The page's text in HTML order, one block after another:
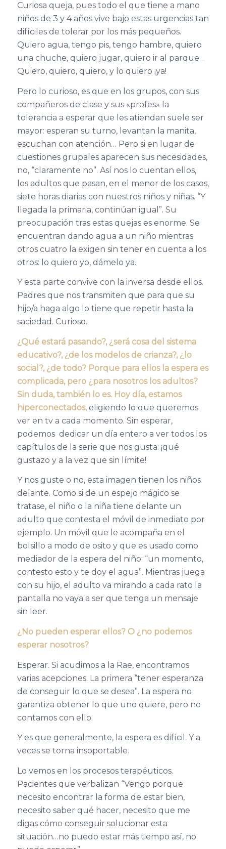
Curiosa queja, pues todo el que tiene a mano
niños de 3 y 4 años vive bajo estas urgencias tan
difíciles de tolerar por los más pequeños.
Quiero agua, tengo pis, tengo hambre, quiero
una chuche, quiero jugar, quiero ir al parque…
Quiero, quiero, quiero, y lo quiero ¡ya!
Pero lo curioso, es que en los grupos, con sus
compañeros de clase y sus «profes» la
tolerancia a esperar que les atiendan suele ser
mayor: esperan su turno, levantan la manita,
escuchan con atención… Pero si en lugar de
cuestiones grupales aparecen sus necesidades,
no, “claramente no”. Así nos lo cuentan ellos,
los adultos que pasan, en el menor de los casos,
siete horas diarias con nuestros niños y niñas. “Y
llegada la primaria, continúan igual”. Su
preocupación tras estas quejas es enorme. Se
encuentran dando agua a un niño mientras
otros cuatro la exigen sin tener en cuenta a los
otros: lo quiero yo, dámelo ya.
Y esta parte convive con la inversa desde ellos.
Padres que nos transmiten que para que su
hijo/a haga algo lo tiene que repetir hasta la
saciedad. Curioso.
¿Qué estará pasando?, ¿será cosa del sistema
educativo?, ¿de los modelos de crianza?, ¿lo
social?, ¿de todo? Porque para ellos la espera es
complicada, pero ¿para nosotros los adultos?
Sin duda, también lo es. Hoy día, estamos
hiperconectados, eligiendo lo que queremos
ver en tv a cada momento. Sin esperar,
podemos dedicar un día entero a ver todos los
capítulos de la serie que nos gusta: ¡qué
gustazo y a la vez que sin límite!
Y nos guste o no, esta imagen tienen los niños
delante. Como si de un espejo mágico se
tratase, el niño o la niña tiene delante un
adulto que contesta el móvil de inmediato por
ejemplo. Un móvil que le acompaña en el
bolsillo a modo de osito y que es usado como
mediador de la espera del niño: “un momento,
contesto esto y te doy el agua”. Mientras juega
con su hijo, el adulto va mirando a cada rato la
pantalla no vaya a ser que tenga un mensaje
sin leer.
¿No pueden esperar ellos? O ¿no podemos
esperar nosotros?
Esperar. Si acudimos a la Rae, encontramos
varias acepciones. La primera “tener esperanza
de conseguir lo que se desea”. La espera no
garantiza obtener lo que uno quiere, pero no
contamos con ello.
Y es que generalmente, la espera es difícil. Y a
veces se torna insoportable.
Lo vemos en los procesos terapéuticos.
Pacientes que verbalizan “Vengo porque
necesito encontrar la forma de estar bien,
necesito saber qué hacer, necesito que me
digas cómo conseguir solucionar esta
situación…no puedo estar más tiempo así, no